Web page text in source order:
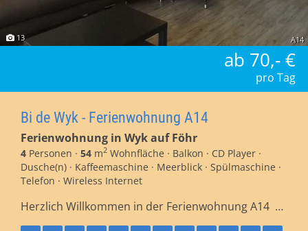
A14
13
ab 70,- €
pro Tag
Bi de Wyk - Ferienwohnung A14
Ferienwohnung in Wyk auf Föhr
4 Personen · 54 m2 Wohnfläche · Balkon · CD Player ·
Dusche(n) · Kaffeemaschine · Meerblick · Spülmaschine ·
Telefon · Wireless Internet
Herzlich Willkommen in der Ferienwohnung A14 …